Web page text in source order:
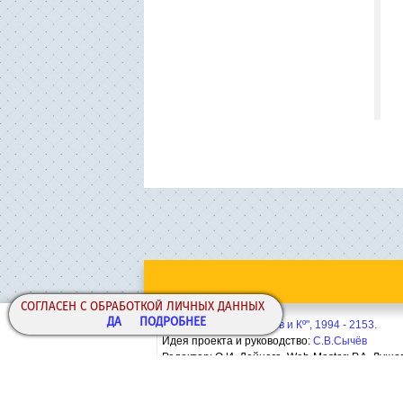
СОГЛАСЕН С ОБРАБОТКОЙ ЛИЧНЫХ ДАННЫХ
ДА
ПОДРОБНЕЕ
Copyright© ООО "Сычёв и Кº", 1994 - 2153.
Идея проекта и руководство: С.В.Сычёв
Редактор: О.И. Дейнега. Web-Master: Р.А.